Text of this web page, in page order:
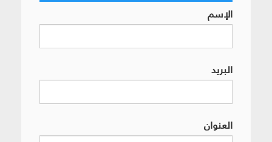
الإسم
البريد
العنوان